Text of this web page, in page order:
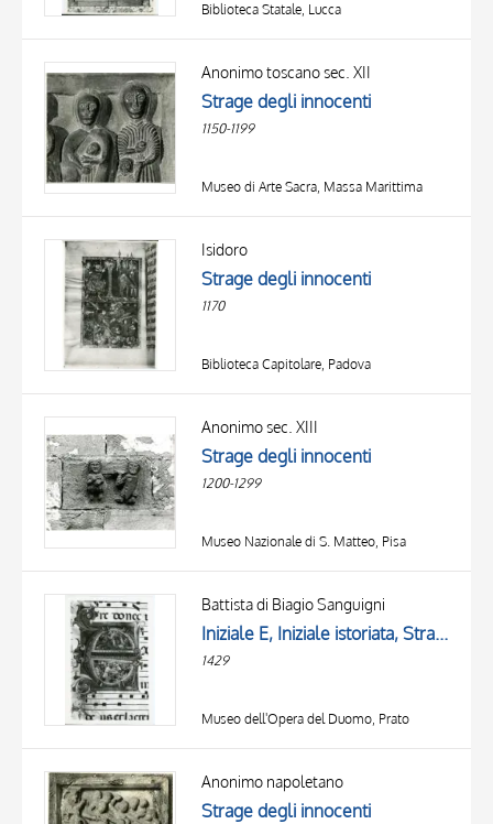
Biblioteca Statale, Lucca
Anonimo toscano sec. XII
Strage degli innocenti
1150-1199
Museo di Arte Sacra, Massa Marittima
Isidoro
Strage degli innocenti
1170
Biblioteca Capitolare, Padova
Anonimo sec. XIII
Strage degli innocenti
1200-1299
Museo Nazionale di S. Matteo, Pisa
Battista di Biagio Sanguigni
Iniziale E, Iniziale istoriata, Strage degli innocenti, Motivi decorativi fitomorfi, Notazione musicale, Testa maschile
1429
Museo dell'Opera del Duomo, Prato
Anonimo napoletano
Strage degli innocenti